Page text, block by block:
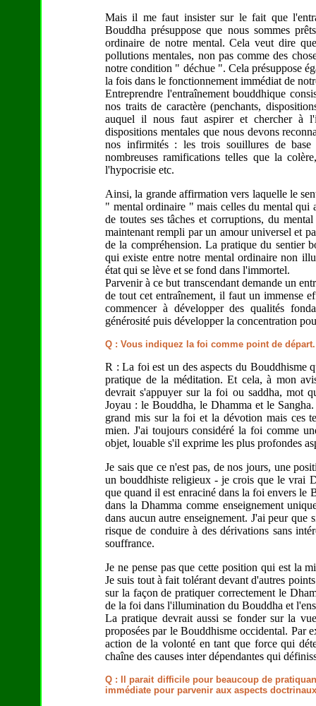
Mais il me faut insister sur le fait que
Bouddha présuppose que nous sommes
ordinaire de notre mental. Cela veut dire
pollutions mentales, non pas comme des
notre condition " déchue ". Cela présuppose
la fois dans le fonctionnement immédiat de
Entreprendre l'entraînement bouddhique
nos traits de caractère (penchants,
auquel il nous faut aspirer et chercher à
dispositions mentales que nous devons
nos infirmités : les trois souillures de
nombreuses ramifications telles que la
l'hypocrisie etc.
Ainsi, la grande affirmation vers laquelle le
" mental ordinaire " mais celles du mental qui
de toutes ses tâches et corruptions, du
maintenant rempli par un amour universel et
de la compréhension. La pratique du sentier
qui existe entre notre mental ordinaire non
état qui se lève et se fond dans l'immortel.
Parvenir à ce but transcendant demande un
de tout cet entraînement, il faut un immense
commencer à développer des qualités
générosité puis développer la concentration
Q : Vous indiquez la foi comme point de
R : La foi est un des aspects du Bouddhisme
pratique de la méditation. Et cela, à mon
devrait s'appuyer sur la foi ou saddha, mot
Joyau : le Bouddha, le Dhamma et le
grand mis sur la foi et la dévotion mais ces
mien. J'ai toujours considéré la foi comme
objet, louable s'il exprime les plus profondes
Je sais que ce n'est pas, de nos jours, une
un bouddhiste religieux - je crois que le vrai
que quand il est enraciné dans la foi envers
dans la Dhamma comme enseignement
dans aucun autre enseignement. J'ai peur
risque de conduire à des dérivations sans
souffrance.
Je ne pense pas que cette position qui est la
Je suis tout à fait tolérant devant d'autres
sur la façon de pratiquer correctement le
de la foi dans l'illumination du Bouddha et
La pratique devrait aussi se fonder sur la
proposées par le Bouddhisme occidental. Par
action de la volonté en tant que force qui
chaîne des causes inter dépendantes qui
Q : Il parait difficile pour beaucoup de
immédiate pour parvenir aux aspects